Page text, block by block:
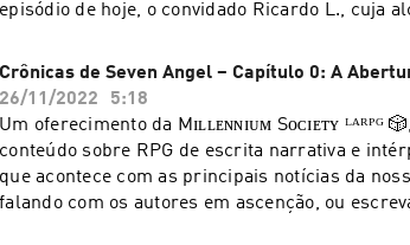
episódio de hoje, o convidado Ricardo L., cuja
dentro do RPG e como foi seu encontro com
Negro, interpretado pelo player Iago Oliveira. Ouça a entrevista completa e
fique por dentro do universo Millennium
nossas outras redes sociais! Juntos, somos um
Instagram: @millenniumsocietyrpg Facebook: @millenniumsocietyrpg Twitch:
@millenniumsocietyrpg Spotify: @millenniumsocietyrpg ㅤㅤㅤ— Ｂｌａｃｋ Ｗｏｌ
Crônicas de Seven Angel – Capítulo 0: A
26/11/2022
5:18
Um oferecimento da Mɪʟʟᴇɴɴɪᴜᴍ Sᴏᴄɪᴇᴛʏ ᴸᴬᴿᴾᴳ
conteúdo sobre RPG de escrita narrativa e intérprete. Fique ligado
que acontece com as principais notícias da
falando com os autores em ascenção, ou